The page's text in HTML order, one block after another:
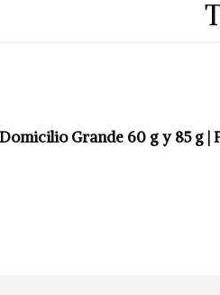
Grande 60 g y 85 g |